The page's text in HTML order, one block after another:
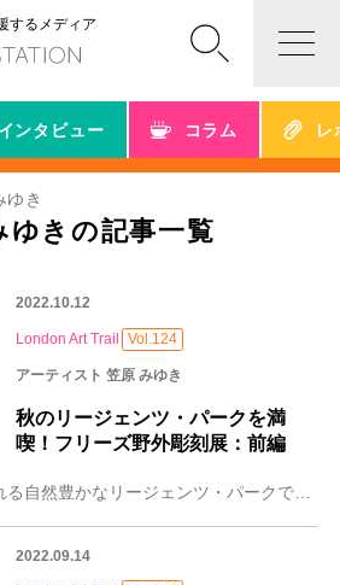
するメディア
インタビュー コラム レ
ゆき
ゆきの記事一覧
2022.10.12
London Art Trail Vol.124
アーティスト 笠原 みゆき
秋のリージェンツ・パークを満
喫！フリーズ野外彫刻展：前編
二百種以上の野鳥の訪れる自然豊かなリージェンツ・パークで、ユリカモメ、カナダガン、オオバンなどがお出迎え。公園は410エイカー東京ドーム36個分の広さ。 野鳥の
2022.09.14